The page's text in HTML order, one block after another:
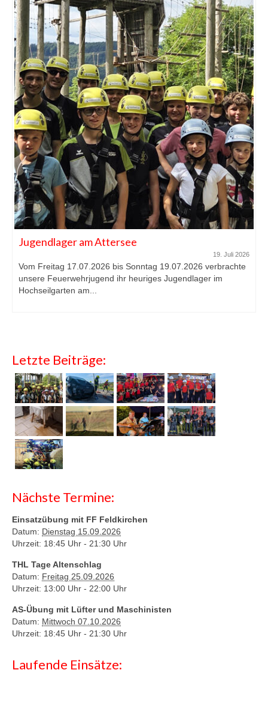
Jugendlager am Attersee
19. Juli 2026
Vom Freitag 17.07.2026 bis Sonntag 19.07.2026 verbrachte
unsere Feuerwehrjugend ihr heuriges Jugendlager im
Hochseilgarten am...
Letzte Beiträge:
Nächste Termine:
Einsatzübung mit FF Feldkirchen
Datum: Dienstag 15.09.2026
Uhrzeit: 18:45 Uhr - 21:30 Uhr
THL Tage Altenschlag
Datum: Freitag 25.09.2026
Uhrzeit: 13:00 Uhr - 22:00 Uhr
AS-Übung mit Lüfter und Maschinisten
Datum: Mittwoch 07.10.2026
Uhrzeit: 18:45 Uhr - 21:30 Uhr
Laufende Einsätze: